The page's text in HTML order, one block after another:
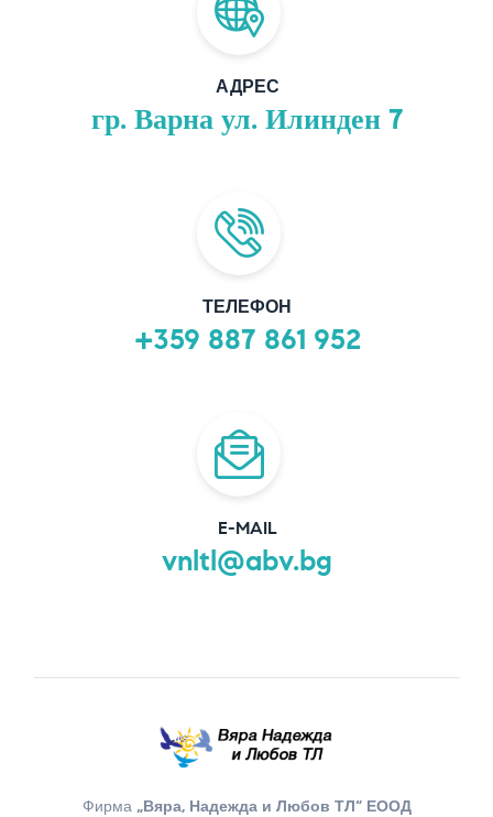
АДРЕС
гр. Варна ул. Илинден 7
ТЕЛЕФОН
+359 887 861 952
E-MAIL
vnltl@abv.bg
Фирма „Вяра, Надежда и Любов ТЛ“ ЕООД